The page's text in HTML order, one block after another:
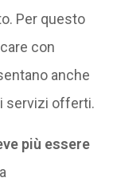
Per questo
con
anche
servizi offerti.
più essere